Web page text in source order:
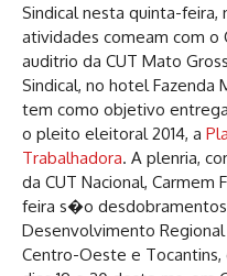
Sindical nesta quinta-feira,
atividades comeam com o
auditrio da CUT Mato
Sindical, no hotel Fazenda
tem como objetivo
o pleito eleitoral 2014, a
Trabalhadora. A plenria,
da CUT Nacional,
feira s�o
Desenvolvimento
Centro-Oeste e Tocantins,